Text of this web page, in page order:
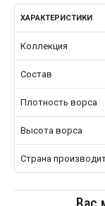
ХАРАКТЕРИСТИКИ
Коллекция
Состав
Плотность ворса
Высота ворса
Страна